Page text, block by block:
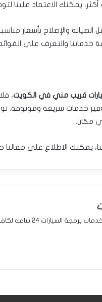
يمكنك الاعتماد علينا
والإصلاح بأسعار
خدماتنا والتعرف على
قريب مني في الكويت،
خدمات سريعة وموثوقة.
مكان.
يمكنك الاطلاع على مقالنا
برمجة سيارات